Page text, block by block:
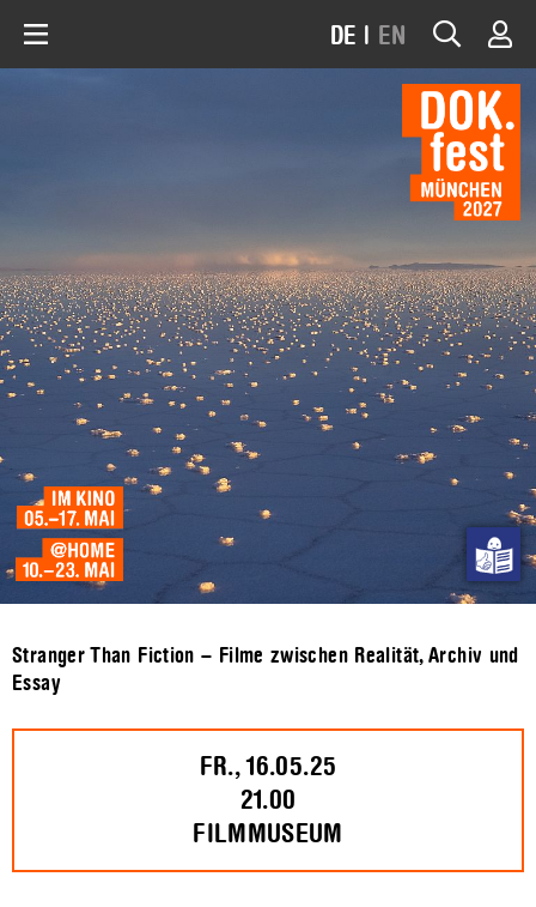
DE | EN
Stranger Than Fiction – Filme zwischen Realität, Archiv und
Essay
FR., 16.05.25
21.00
FILMMUSEUM